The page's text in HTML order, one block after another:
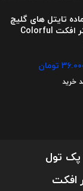
تایتل های گلیچ
رنگارنگ در افتر افکت Colorful
تومان
خرید
پک تول
افکت